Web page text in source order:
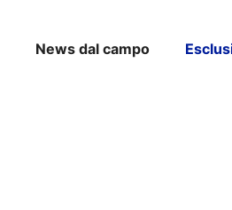
News dal campo